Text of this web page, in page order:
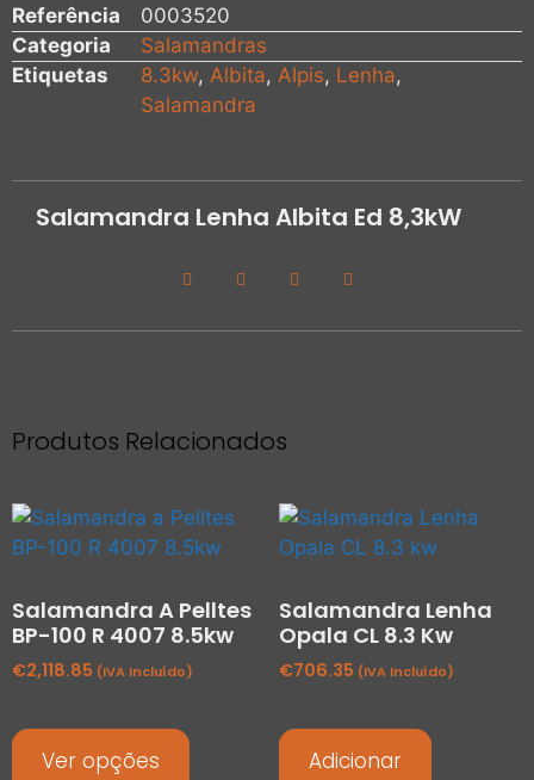
Referência
0003520
Categoria
Salamandras
Etiquetas
8.3kw, Albita, Alpis, Lenha,
Salamandra
Salamandra Lenha Albita Ed 8,3kW
Produtos Relacionados
Salamandra A Pelltes
BP-100 R 4007 8.5kw
€2,118.85 (IVA Incluído)
Ver opções
Salamandra Lenha
Opala CL 8.3 Kw
€706.35 (IVA Incluído)
Adicionar